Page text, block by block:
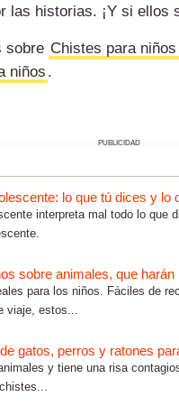
las historias. ¡Y si ellos
sobre Chistes para
niños .
PUBLICIDAD
lo que tú dices y lo
interpreta mal todo lo que
sobre animales, que harán
para los niños. Fáciles de
viaje, estos...
gatos, perros y ratones
y tiene una risa